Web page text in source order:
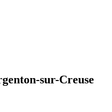
sur-Creuse